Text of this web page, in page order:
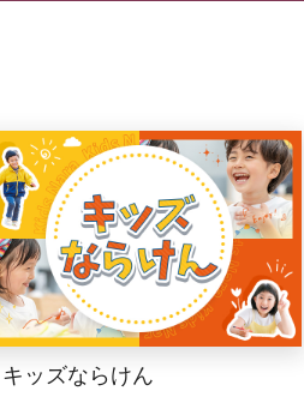
キッズならけん